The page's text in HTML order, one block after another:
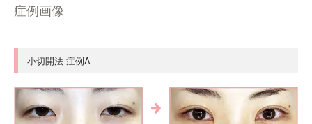
症例画像
小切開法 症例A